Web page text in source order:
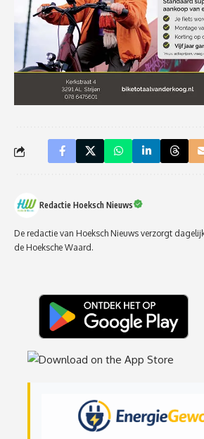
Redactie Hoeksch Nieuws
De redactie van Hoeksch Nieuws verzorgt
de Hoeksche Waard.